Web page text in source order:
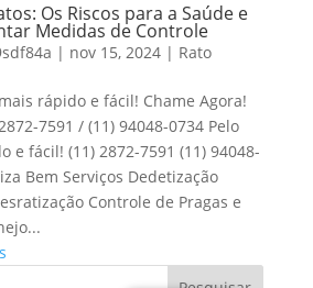
Os Riscos para a Saúde e
Medidas de Controle
| nov 15, 2024| Rato
rápido e fácil! Chame Agora!
7591 / (11) 94048-0734 Pelo
e fácil! (11) 2872-7591 (11) 94048-
Bem Serviços Dedetização
Controle de Pragas e